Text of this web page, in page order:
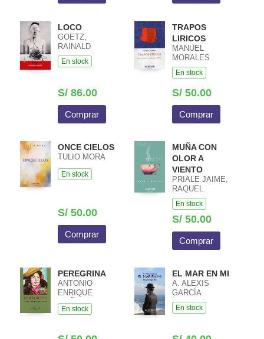
LOCO
GOETZ,
RAINALD
En stock
S/ 86.00
Comprar
TRAPOS
LIRICOS
MANUEL
MORALES
En stock
S/ 50.00
Comprar
ONCE CIELOS
TULIO MORA
En stock
S/ 50.00
Comprar
MUÑA CON
OLOR A
VIENTO
PRIALE JAIME,
RAQUEL
En stock
S/ 50.00
Comprar
PEREGRINA
ANTONIO
ENRIQUE
MUÑOZ MONGE
En stock
EL MAR EN MI
A. ALEXIS
GARCÍA
En stock